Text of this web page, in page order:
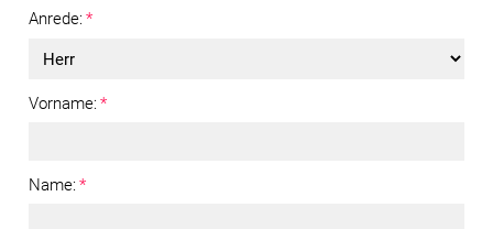
Anrede: *
Vorname: *
Name: *